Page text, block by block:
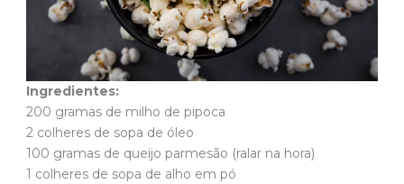
Ingredientes:
200 gramas de milho de pipoca
2 colheres de sopa de óleo
100 gramas de queijo parmesão (ralar na hora)
1 colheres de sopa de alho em pó